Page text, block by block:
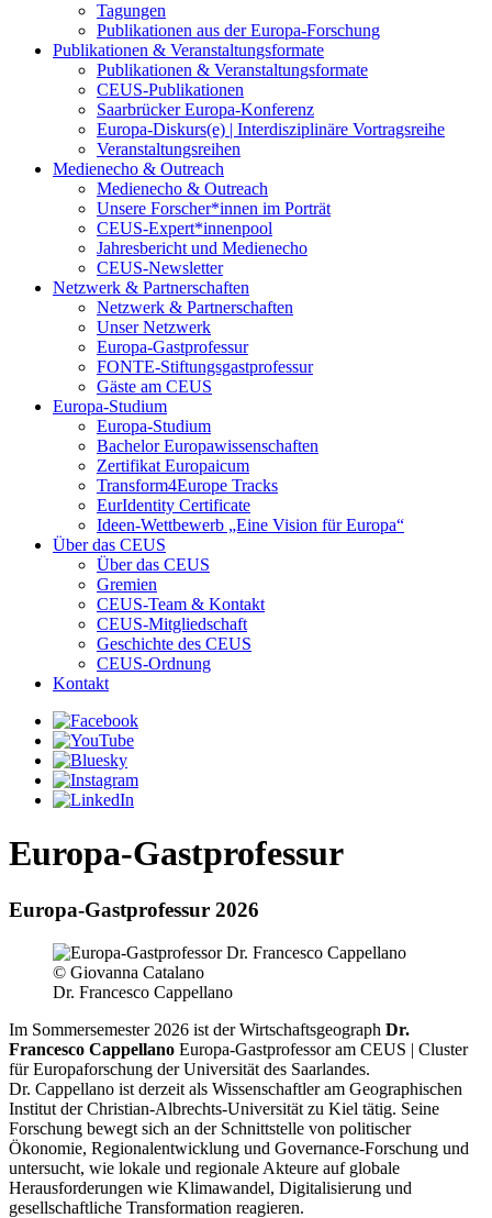
Tagungen
Publikationen aus der Europa-Forschung
Publikationen & Veranstaltungsformate
Publikationen & Veranstaltungsformate
CEUS-Publikationen
Saarbrücker Europa-Konferenz
Europa-Diskurs(e) | Interdisziplinäre Vortragsreihe
Veranstaltungsreihen
Medienecho & Outreach
Medienecho & Outreach
Unsere Forscher*innen im Porträt
CEUS-Expert*innenpool
Jahresbericht und Medienecho
CEUS-Newsletter
Netzwerk & Partnerschaften
Netzwerk & Partnerschaften
Unser Netzwerk
Europa-Gastprofessur
FONTE-Stiftungsgastprofessur
Gäste am CEUS
Europa-Studium
Europa-Studium
Bachelor Europawissenschaften
Zertifikat Europaicum
Transform4Europe Tracks
EurIdentity Certificate
Ideen-Wettbewerb „Eine Vision für Europa“
Über das CEUS
Über das CEUS
Gremien
CEUS-Team & Kontakt
CEUS-Mitgliedschaft
Geschichte des CEUS
CEUS-Ordnung
Kontakt
Europa-Gastprofessur
Europa-Gastprofessur 2026
© Giovanna Catalano
Dr. Francesco Cappellano
Im Sommersemester 2026 ist der Wirtschaftsgeograph Dr.
Francesco Cappellano Europa-Gastprofessor am CEUS | Cluster
für Europaforschung der Universität des Saarlandes.
Dr. Cappellano ist derzeit als Wissenschaftler am Geographischen
Institut der Christian-Albrechts-Universität zu Kiel tätig. Seine
Forschung bewegt sich an der Schnittstelle von politischer
Ökonomie, Regionalentwicklung und Governance-Forschung und
untersucht, wie lokale und regionale Akteure auf globale
Herausforderungen wie Klimawandel, Digitalisierung und
gesellschaftliche Transformation reagieren.